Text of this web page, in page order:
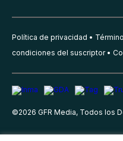
Política de privacidad
condiciones del suscriptor
©2026 GFR Media, Todos los